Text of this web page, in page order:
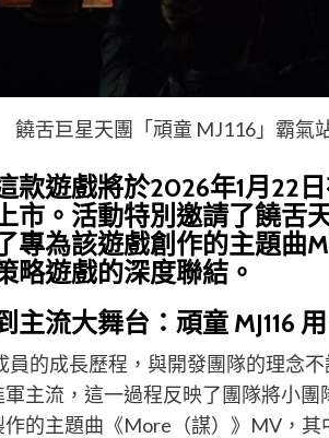
饒舌巨星天團「頑童 MJ116」霸氣
款遊戲將於2026年1月22
市。活動特別邀請了饒舌
專為該遊戲創作的主題曲
略遊戲的深度聯結。
主流大舞台：頑童 MJ116
員的成長歷程，與開發團隊的理念
主流，這一過程反映了團隊將小
作的主題曲《More（謀）》MV，